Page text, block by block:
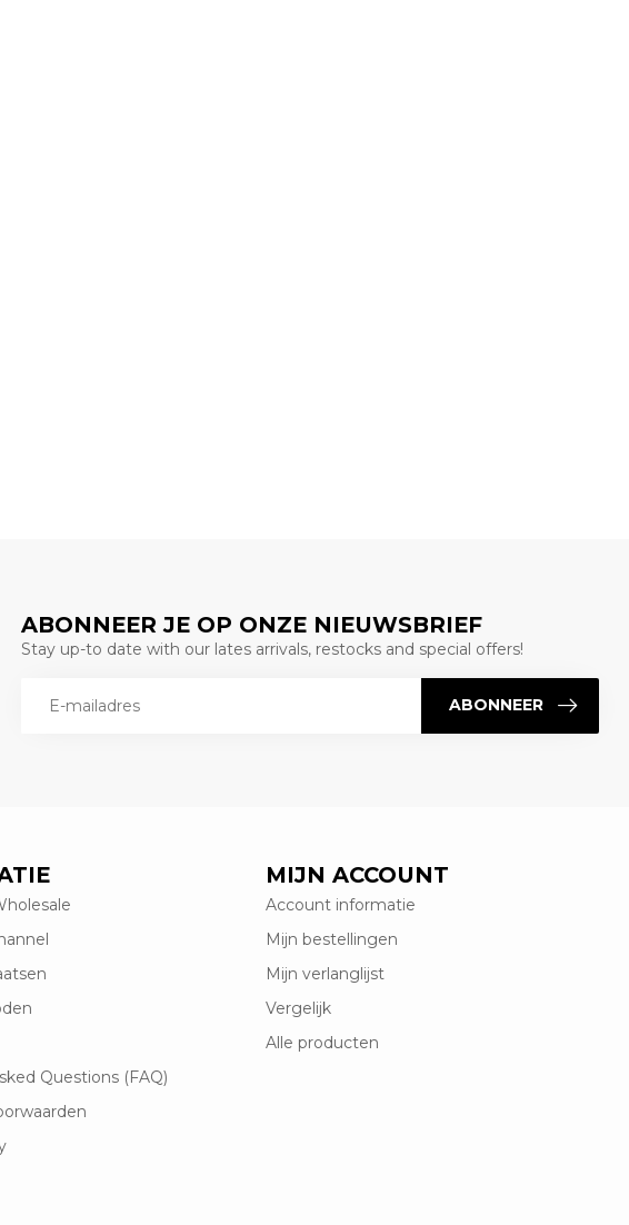
ABONNEER JE OP ONZE NIEUWSBRIEF
Stay up-to date with our lates arrivals, restocks and special offers!
ABONNEER
Questions (FAQ)
MIJN ACCOUNT
Account informatie
Mijn bestellingen
Mijn verlanglijst
Vergelijk
Alle producten